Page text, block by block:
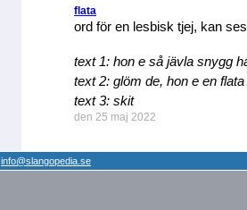
flata
ord för en lesbisk tjej, kan
text 1: hon e så jävla snygg
text 2: glöm de, hon e en flata
text 3: skit
den 25 maj 2022
info@slangopedia.se